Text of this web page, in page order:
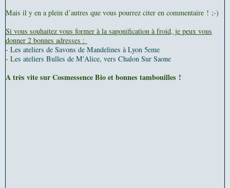
Mais il y en a plein d’autres que vous pourrez citer en commentaire ! ;-)
Si vous souhaitez vous former à la saponification à froid, je peux vous
donner 2 bonnes adresses :
- Les ateliers de Savons de Mandelines à Lyon 5eme
- Les ateliers Bulles de M'Alice, vers Chalon Sur Saone
A très vite sur Cosmessence Bio et bonnes tambouilles !